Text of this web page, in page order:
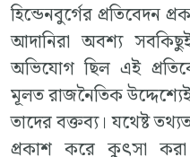
হিন্ডেনবুর্গের প্রতিবেদন
আদানিরা অবশ্য
অভিযোগ ছিল এই
মূলত রাজনৈতিক
তাদের বক্তব্য। যথেষ্ট
প্রকাশ করে কুৎসা